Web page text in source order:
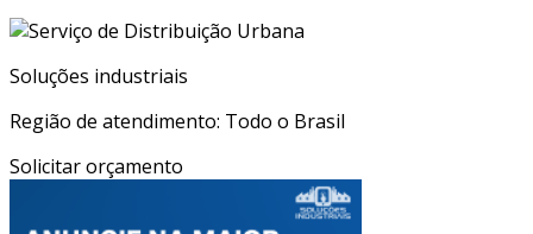
Soluções industriais
Região de atendimento: Todo o Brasil
Solicitar orçamento